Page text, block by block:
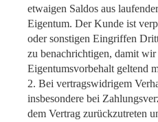
etwaigen Saldos aus
Eigentum. Der Kunde ist
oder sonstigen Eingriffen
zu benachrichtigen, damit wir
Eigentumsvorbehalt geltend
2. Bei vertragswidrigem
insbesondere bei
dem Vertrag zurückzutreten